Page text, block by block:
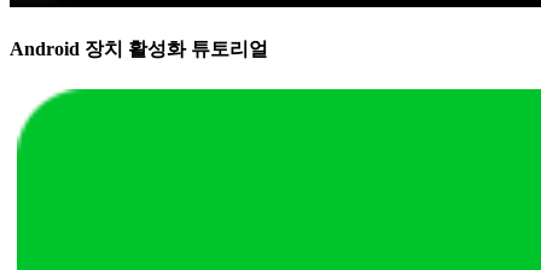
Android 장치 활성화 튜토리얼